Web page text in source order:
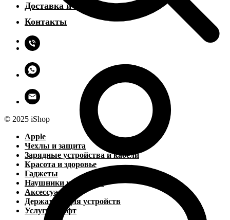
Доставка и оплата
Контакты
© 2025 iShop
Apple
Чехлы и защита
Зарядные устройства и кабели
Красота и здоровье
Гаджеты
Наушники и колонки
Аксессуары
Держатели для устройств
Услуги и софт